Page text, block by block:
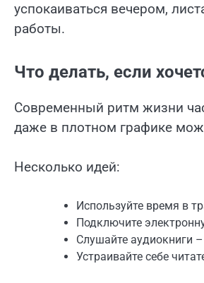
успокаиваться вечером,
работы.
Что делать, если
Современный ритм жизни
даже в плотном графике
Несколько идей:
Используйте время в
Подключите
Слушайте аудиокниги
Устраивайте себе